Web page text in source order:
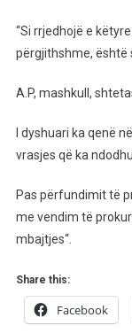
“Si rrjedhojë e
përgjithshme, është
A.P, mashkull,
I dyshuari ka qenë
vrasjes që ka
Pas përfundimit të
me vendim të
mbajtjes“.
Share this:
Facebook